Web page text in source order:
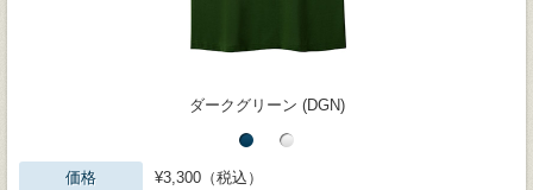
ダークグリーン (DGN)
価格 ¥3,300（税込）